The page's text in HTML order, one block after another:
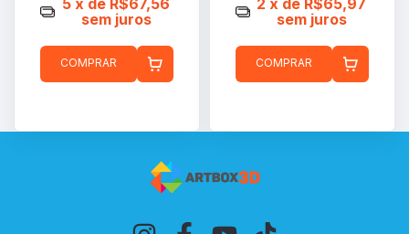
sem juros
COMPRAR
sem juros
COMPRAR